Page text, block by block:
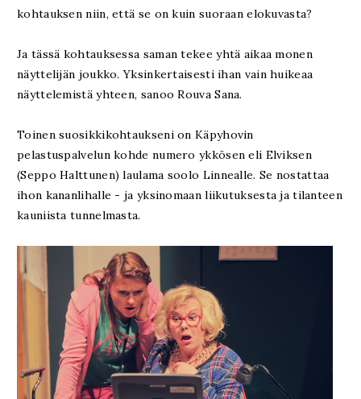
kohtauksen niin, että se on kuin suoraan elokuvasta?
Ja tässä kohtauksessa saman tekee yhtä aikaa monen
näyttelijän joukko. Yksinkertaisesti ihan vain huikeaa
näyttelemistä yhteen, sanoo Rouva Sana.
Toinen suosikkikohtaukseni on Käpyhovin
pelastuspalvelun kohde numero ykkösen eli Elviksen
(Seppo Halttunen) laulama soolo Linnealle. Se nostattaa
ihon kananlihalle - ja yksinomaan liikutuksesta ja tilanteen
kauniista tunnelmasta.